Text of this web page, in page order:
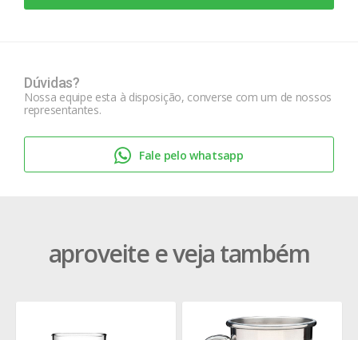
Dúvidas?
Nossa equipe esta à disposição, converse com um de nossos
representantes.
Fale pelo whatsapp
aproveite e veja também